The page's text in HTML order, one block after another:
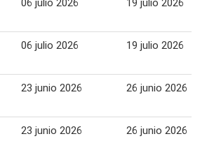
06 julio 2026 19 julio 2026
06 julio 2026 19 julio 2026
23 junio 2026 26 junio 2026
23 junio 2026 26 junio 2026